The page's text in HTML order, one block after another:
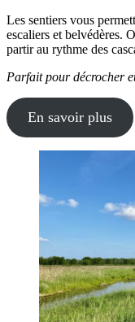
Les sentiers vous
escaliers et belvédères.
partir au rythme des
Parfait pour décrocher
En savoir plus